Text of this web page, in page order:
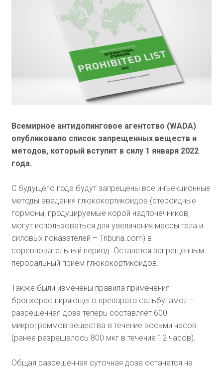
Всемирное антидопинговое агентство (WADA)
опубликовало список запрещенных веществ и
методов, который вступит в силу 1 января 2022
года.
С будущего года будут запрещены все инъекционные
методы введения глюкокортикоидов (стероидные
гормоны, продуцируемые корой надпочечников,
могут использоваться для увеличения массы тела и
силовых показателей – Tribuna.com) в
соревновательный период. Останется запрещенным
пероральный прием глюкокортикоидов.
Также были изменены правила применения
бронхорасширяющего препарата сальбутамол –
разрешенная доза теперь составляет 600
микрограммов вещества в течение восьми часов
(ранее разрешалось 800 мкг в течение 12 часов).
Общая разрешенная суточная доза останется на